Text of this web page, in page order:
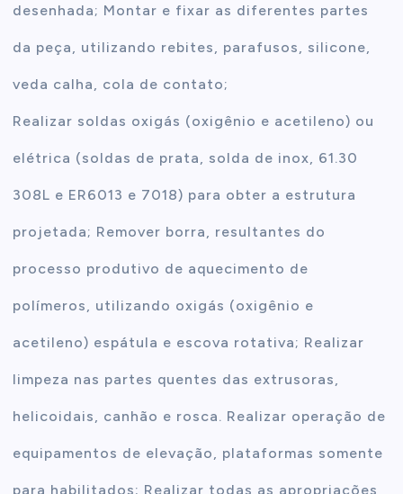
desenhada; Montar e fixar as diferentes partes
da peça, utilizando rebites, parafusos, silicone,
veda calha, cola de contato;
Realizar soldas oxigás (oxigênio e acetileno) ou
elétrica (soldas de prata, solda de inox, 61.30
308L e ER6013 e 7018) para obter a estrutura
projetada; Remover borra, resultantes do
processo produtivo de aquecimento de
polímeros, utilizando oxigás (oxigênio e
acetileno) espátula e escova rotativa; Realizar
limpeza nas partes quentes das extrusoras,
helicoidais, canhão e rosca. Realizar operação de
equipamentos de elevação, plataformas somente
para habilitados; Realizar todas as apropriações